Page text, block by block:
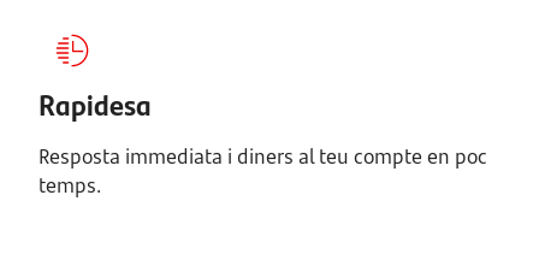
Rapidesa
Resposta immediata i diners al teu compte en poc
temps.